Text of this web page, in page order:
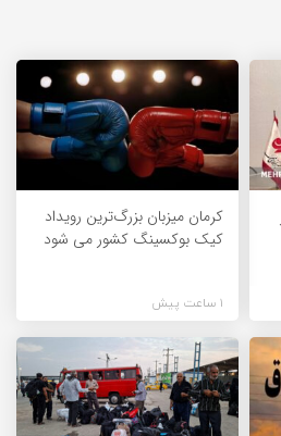
کرمان میزبان بزرگ‌ترین رویداد
کیک‌ بوکسینگ کشور می شود
1 ساعت پیش